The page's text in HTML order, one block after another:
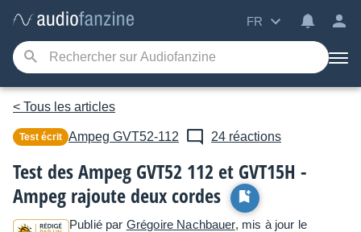
FR
< Tous les articles
Test écrit Ampeg GVT52-112 24 réactions
Test des Ampeg GVT52 112 et GVT15H -
Ampeg rajoute deux cordes
Publié par Grégoire Nachbauer, mis à jour le